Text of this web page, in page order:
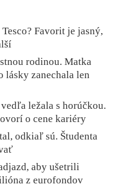
Favorit je jasný,
rodinou. Matka
lásky zanechala len
ležala s horúčkou.
o cene kariéry
odkiaľ sú. Študenta
aby ušetrili
z eurofondov